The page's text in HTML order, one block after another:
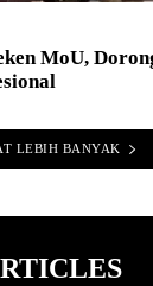
MoU,
LEBIH BANYAK